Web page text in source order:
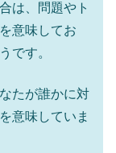
は、問題やト
意味してお
です。
たが誰かに対
意味していま